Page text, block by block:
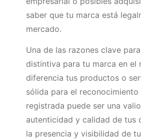
saber que tu marca está
mercado.
Una de las razones clave
distintiva para tu marca en el
diferencia tus productos o
sólida para el
registrada puede ser una
autenticidad y calidad de tus
la presencia y visibilidad de